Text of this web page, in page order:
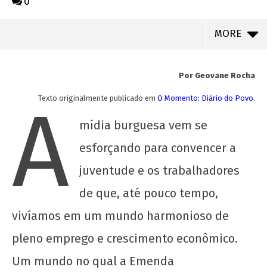
MORE
NOW VIEWING
Crise e Pandemia: o que a Juventude tem a
ver com isso?
Por Geovane Rocha
Texto originalmente publicado em O Momento: Diário do Povo.
A
mídia burguesa vem se
esforçando para convencer a
juventude e os trabalhadores
de que, até pouco tempo,
vivíamos em um mundo harmonioso de
pleno emprego e crescimento econômico.
Um mundo no qual a Emenda